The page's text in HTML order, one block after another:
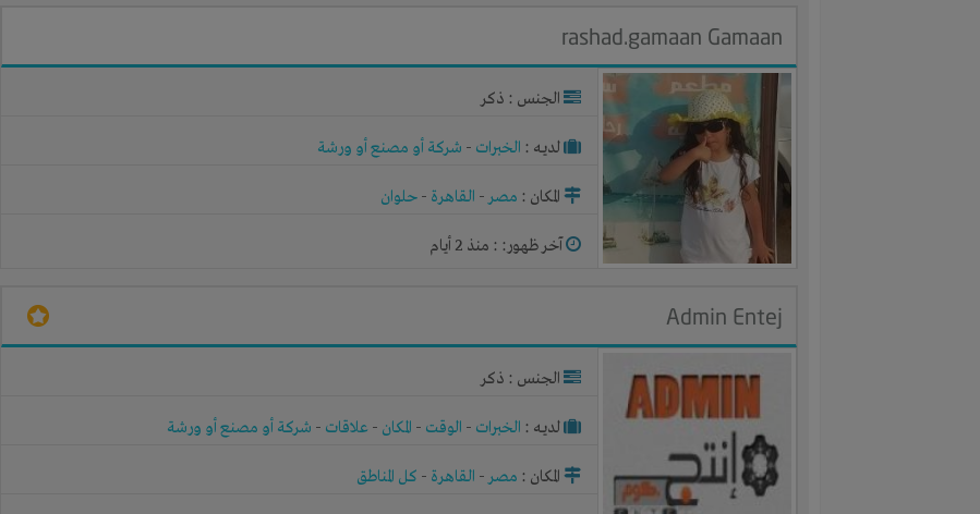
rashad.gamaan Gamaan
الجنس : ذكر
لديـه : الخبرات - شركة أو مصنع أو ورشة
المكان : مصر- القاهرة - حلوان
آخر ظهور: : منذ 2 أيام
Admin Entej
الجنس : ذكر
لديـه : الخبرات - الوقت - المكان - علاقات - شركة أو مصنع أو ورشة
المكان : مصر- القاهرة - كل المناطق